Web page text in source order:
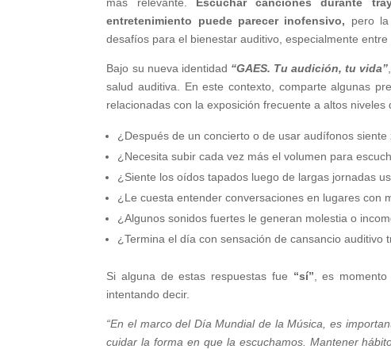
entretenimiento puede parecer inofensivo, pero
desafíos para el bienestar auditivo, especialmente
Bajo su nueva identidad “GAES. Tu audición, tu vida”
salud auditiva. En este contexto, comparte algunas
relacionadas con la exposición frecuente a altos
¿Después de un concierto o de usar audífonos
¿Necesita subir cada vez más el volumen para
¿Siente los oídos tapados luego de largas jornadas
¿Le cuesta entender conversaciones en lugares con
¿Algunos sonidos fuertes le generan molestia o
¿Termina el día con sensación de cansancio
Si alguna de estas respuestas fue “sí” , es
intentando decir.
“En el marco del Día Mundial de la Música, es
cuidar la forma en que la escuchamos. Mantener